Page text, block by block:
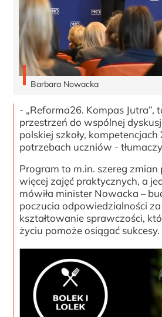
Barbara Nowacka
- „Reforma26. Kompas Jutra”,
przestrzeń do wspólnej
polskiej szkoły, kompetencjach
potrzebach uczniów -
Program to m.in. szereg
więcej zajęć praktycznych, a
mówiła minister Nowacka –
poczucia odpowiedzialności
kształtowanie sprawczości,
życiu pomoże osiągać sukcesy.